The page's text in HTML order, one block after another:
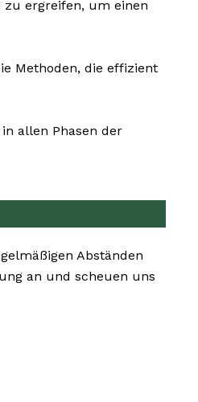
ergreifen, um einen
Methoden, die effizient
allen Phasen der
Abständen
an und scheuen uns